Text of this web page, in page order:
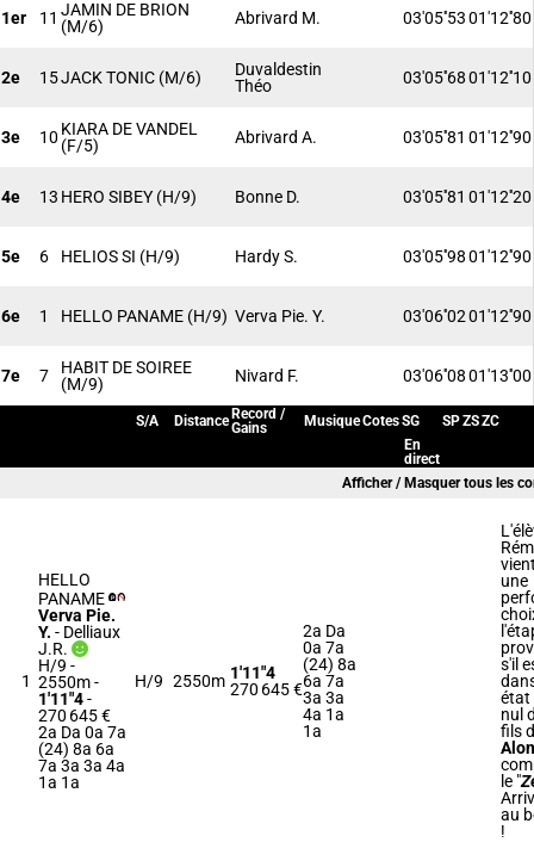
1er 11 JAMIN DE BRION
(M/6)
Abrivard M. 03'05''5301'12''80
2e 15JACK TONIC (M/6)
Duvaldestin
Théo
03'05''6801'12''10
3e 10 KIARA DE VANDEL
(F/5)
Abrivard A. 03'05''81 01'12''90
4e 13 HERO SIBEY (H/9) Bonne D. 03'05''81 01'12''20
5e 6 HELIOS SI (H/9) Hardy S. 03'05''9801'12''90
6e 1 HELLO PANAME (H/9) Verva Pie. Y. 03'06''0201'12''90
7e 7
HABIT DE SOIREE
(M/9)
Nivard F. 03'06''0801'13''00
S/A Distance Record /
Gains
MusiqueCotesSG SPZSZC
En
direct
Afficher / Masquer tous les
1
HELLO
PANAME
Verva Pie.
Y. - Delliaux
J.R.
H/9 -
2550m-
1'11"4-
270 645 €
2a Da 0a 7a
(24) 8a 6a
7a 3a 3a 4a
1a 1a
H/9 2550m 1'11"4
270 645 €
2a Da
0a 7a
(24) 8a
6a 7a
3a 3a
4a 1a
1a
une
s'il
état
nul
fils
le "
au
!